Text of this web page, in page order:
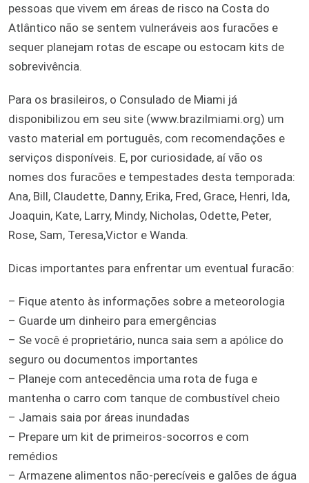
pessoas que vivem em áreas de risco na Costa do
Atlântico não se sentem vulneráveis aos furacões e
sequer planejam rotas de escape ou estocam kits de
sobrevivência.
Para os brasileiros, o Consulado de Miami já
disponibilizou em seu site (www.brazilmiami.org) um
vasto material em português, com recomendações e
serviços disponíveis. E, por curiosidade, aí vão os
nomes dos furacões e tempestades desta temporada:
Ana, Bill, Claudette, Danny, Erika, Fred, Grace, Henri, Ida,
Joaquin, Kate, Larry, Mindy, Nicholas, Odette, Peter,
Rose, Sam, Teresa,Victor e Wanda.
Dicas importantes para enfrentar um eventual furacão:
– Fique atento às informações sobre a meteorologia
– Guarde um dinheiro para emergências
– Se você é proprietário, nunca saia sem a apólice do
seguro ou documentos importantes
– Planeje com antecedência uma rota de fuga e
mantenha o carro com tanque de combustível cheio
– Jamais saia por áreas inundadas
– Prepare um kit de primeiros-socorros e com
remédios
– Armazene alimentos não-perecíveis e galões de água